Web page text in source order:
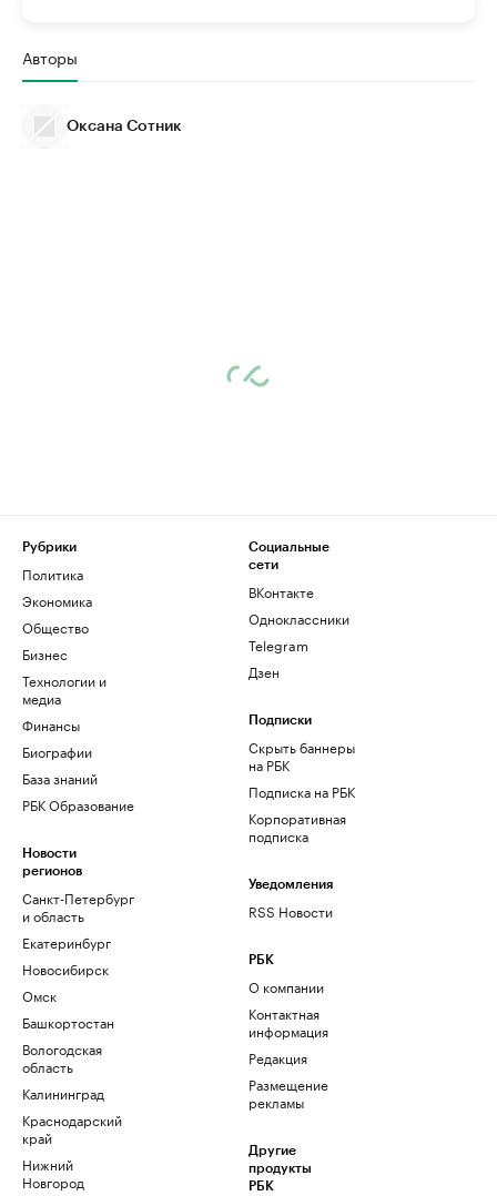
Авторы
Оксана Сотник
Рубрики
Политика
Экономика
Общество
Бизнес
Технологии и
медиа
Финансы
Биографии
База знаний
РБК Образование
Новости
регионов
Санкт-Петербург
и область
Екатеринбург
Новосибирск
Омск
Башкортостан
Вологодская
область
Калининград
Краснодарский
край
Нижний
Новгород
Социальные
сети
ВКонтакте
Одноклассники
Telegram
Дзен
Подписки
Скрыть баннеры
на РБК
Подписка на РБК
Корпоративная
подписка
Уведомления
RSS Новости
РБК
О компании
Контактная
информация
Редакция
Размещение
рекламы
Другие
продукты
РБК